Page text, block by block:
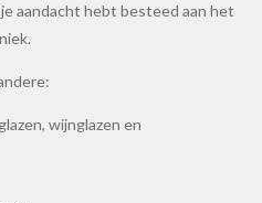
aandacht hebt besteed aan het
wijnglazen en